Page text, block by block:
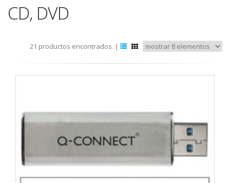
CD, DVD
21 productos encontrados. |